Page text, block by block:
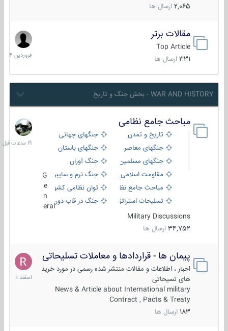
2,065 ارسال ها
مقالات برتر
Top Article
331 ارسال ها
29
فروردین
1404
WAR AND HISTORY - بخش جنگ و تاریخ
مباحث جامع نظامی
تاریخ و تمدن
جنگهای جهانی
جنگهای معاصر
جنگهای باستان
جنگهای مسلمین
جنگ آوران
مقاومت اسلامی
جنگ نرم و سایبری
مباحث جامع نظامی
توان نظامی کشورها
تسلیحات استراتژیک
جنگ در قاب دوربین
eral
Military Discussions
34,752 ارسال ها
19
ساعات
قبل
پیمان ها - قراردادها و معاملات تسلیحاتی
اخبار ، اطلاعات و مقالات منتشر شده رسمی در مورد خرید
های تسیحاتی
News & Article about International military
Contract , Pacts & Treaty
183 ارسال ها
7
اسفند
1400